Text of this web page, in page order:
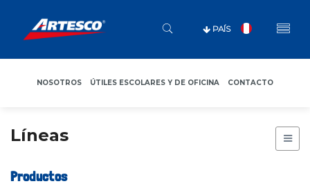
PAÍS
NOSOTROS ÚTILES ESCOLARES Y DE OFICINA CONTACTO
Líneas
Productos